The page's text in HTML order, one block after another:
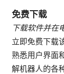
免费下载
下载软件并在
立即免费下载
熟悉用户界面
解机器人的各